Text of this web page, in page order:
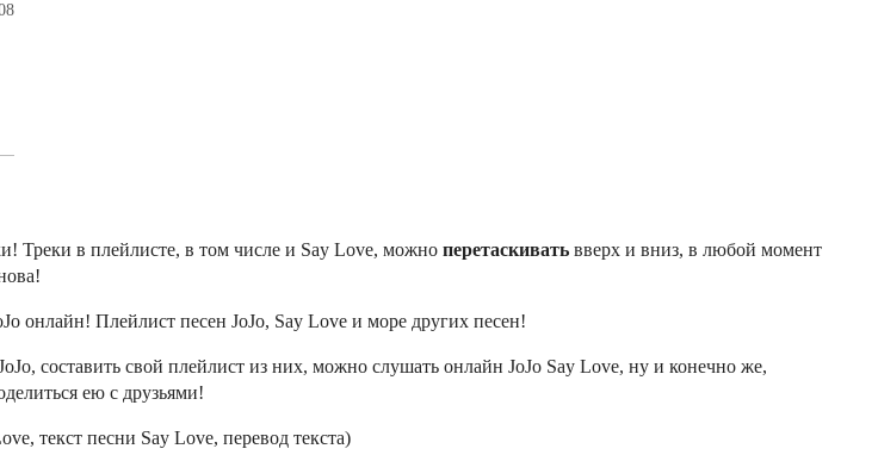
Треки в плейлисте, в том числе и Say Love, можно перетаскивать вверх и вниз, в любой момент
онлайн! Плейлист песен JoJo, Say Love и море других песен!
составить свой плейлист из них, можно слушать онлайн JoJo Say Love, ну и конечно же,
ею с друзьями!
текст песни Say Love, перевод текста)